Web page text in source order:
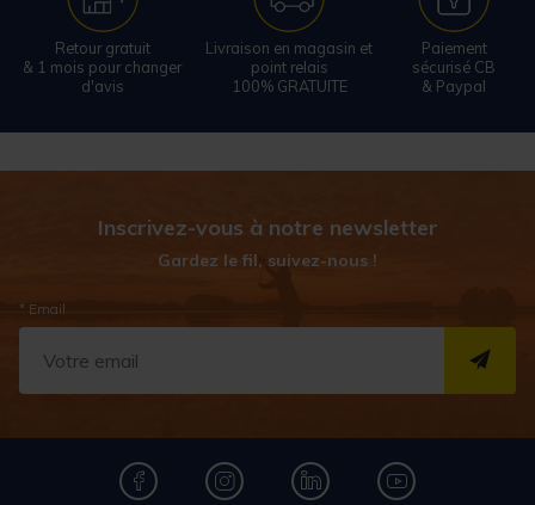
Retour gratuit
& 1 mois pour changer
d'avis
Livraison en magasin et
point relais
100% GRATUITE
Paiement
sécurisé CB
& Paypal
Inscrivez-vous à notre newsletter
Gardez le fil, suivez-nous !
* Email